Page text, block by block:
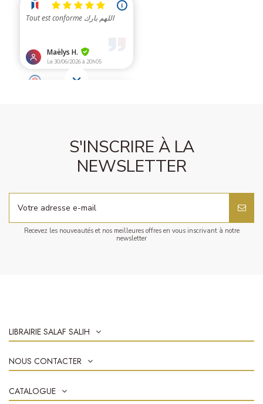
S'INSCRIRE À LA
NEWSLETTER
Recevez les nouveautés et nos meilleures offres en vous inscrivant à notre
newsletter
LIBRAIRIE SALAF SALIH
NOUS CONTACTER
CATALOGUE